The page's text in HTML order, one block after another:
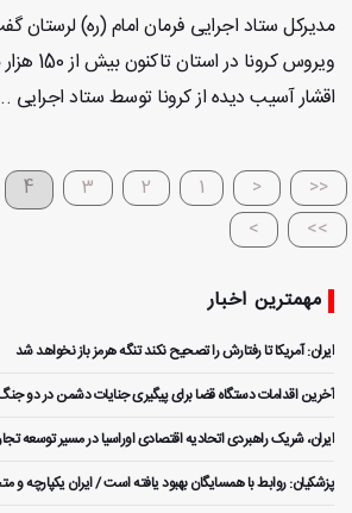
مدیرکل ستاد اجرایی فرمان امام (ره) لرستان
ویروس
اقشار آسیب دیده از کرونا توسط ستاد اجرایی
<<
<
1
2
3
4
>
>>
مهمترین اخبار
ایران: آمریکا تا رفتارش را تصحیح نکند تنگه هرمز باز نخواهد شد
آخرین اقدامات دستگاه قضا برای پیگیری جنایات دشمن در دو جنگ
ایران، شریک راهبردی اتحادیه اقتصادی اوراسیا در مسیر توسعه
پزشکیان: روابط با همسایگان بهبود یافته است / ایران یکپارچه